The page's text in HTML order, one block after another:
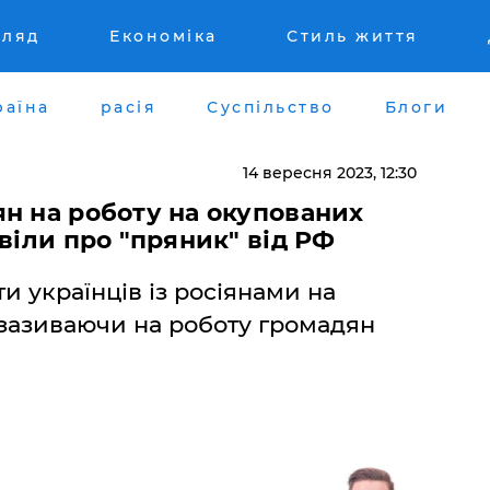
Економіка Стиль життя
расія Суспільство Блоги
14 вересня 2023, 12:30
на роботу на окупованих
про "пряник" від РФ
українців із росіянами на
на роботу громадян